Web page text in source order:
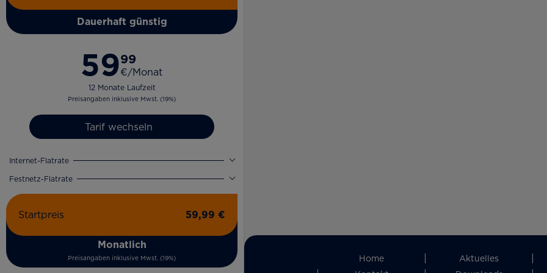
Dauerhaft günstig
5999
€/Monat
12 Monate Laufzeit
Preisangaben inklusive Mwst. (19%)
Tarif wechseln
Internet-Flatrate
Festnetz-Flatrate
Startpreis 59,99 €
Monatlich
Preisangaben inklusive Mwst. (19%) Home Aktuelles